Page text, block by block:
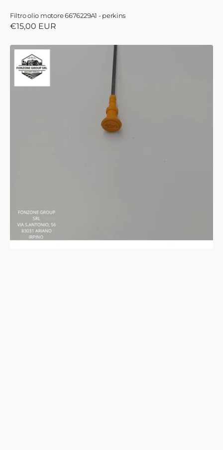
Filtro olio motore 6676229A1 - perkins
Prezzo
listino
€15,00 EUR
ASTA
LIVELLO
OLIO
MOTORE
LANDINI